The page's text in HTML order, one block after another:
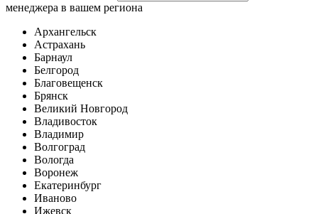
менеджера в вашем региона
Архангельск
Астрахань
Барнаул
Белгород
Благовещенск
Брянск
Великий Новгород
Владивосток
Владимир
Волгоград
Вологда
Воронеж
Екатеринбург
Иваново
Ижевск